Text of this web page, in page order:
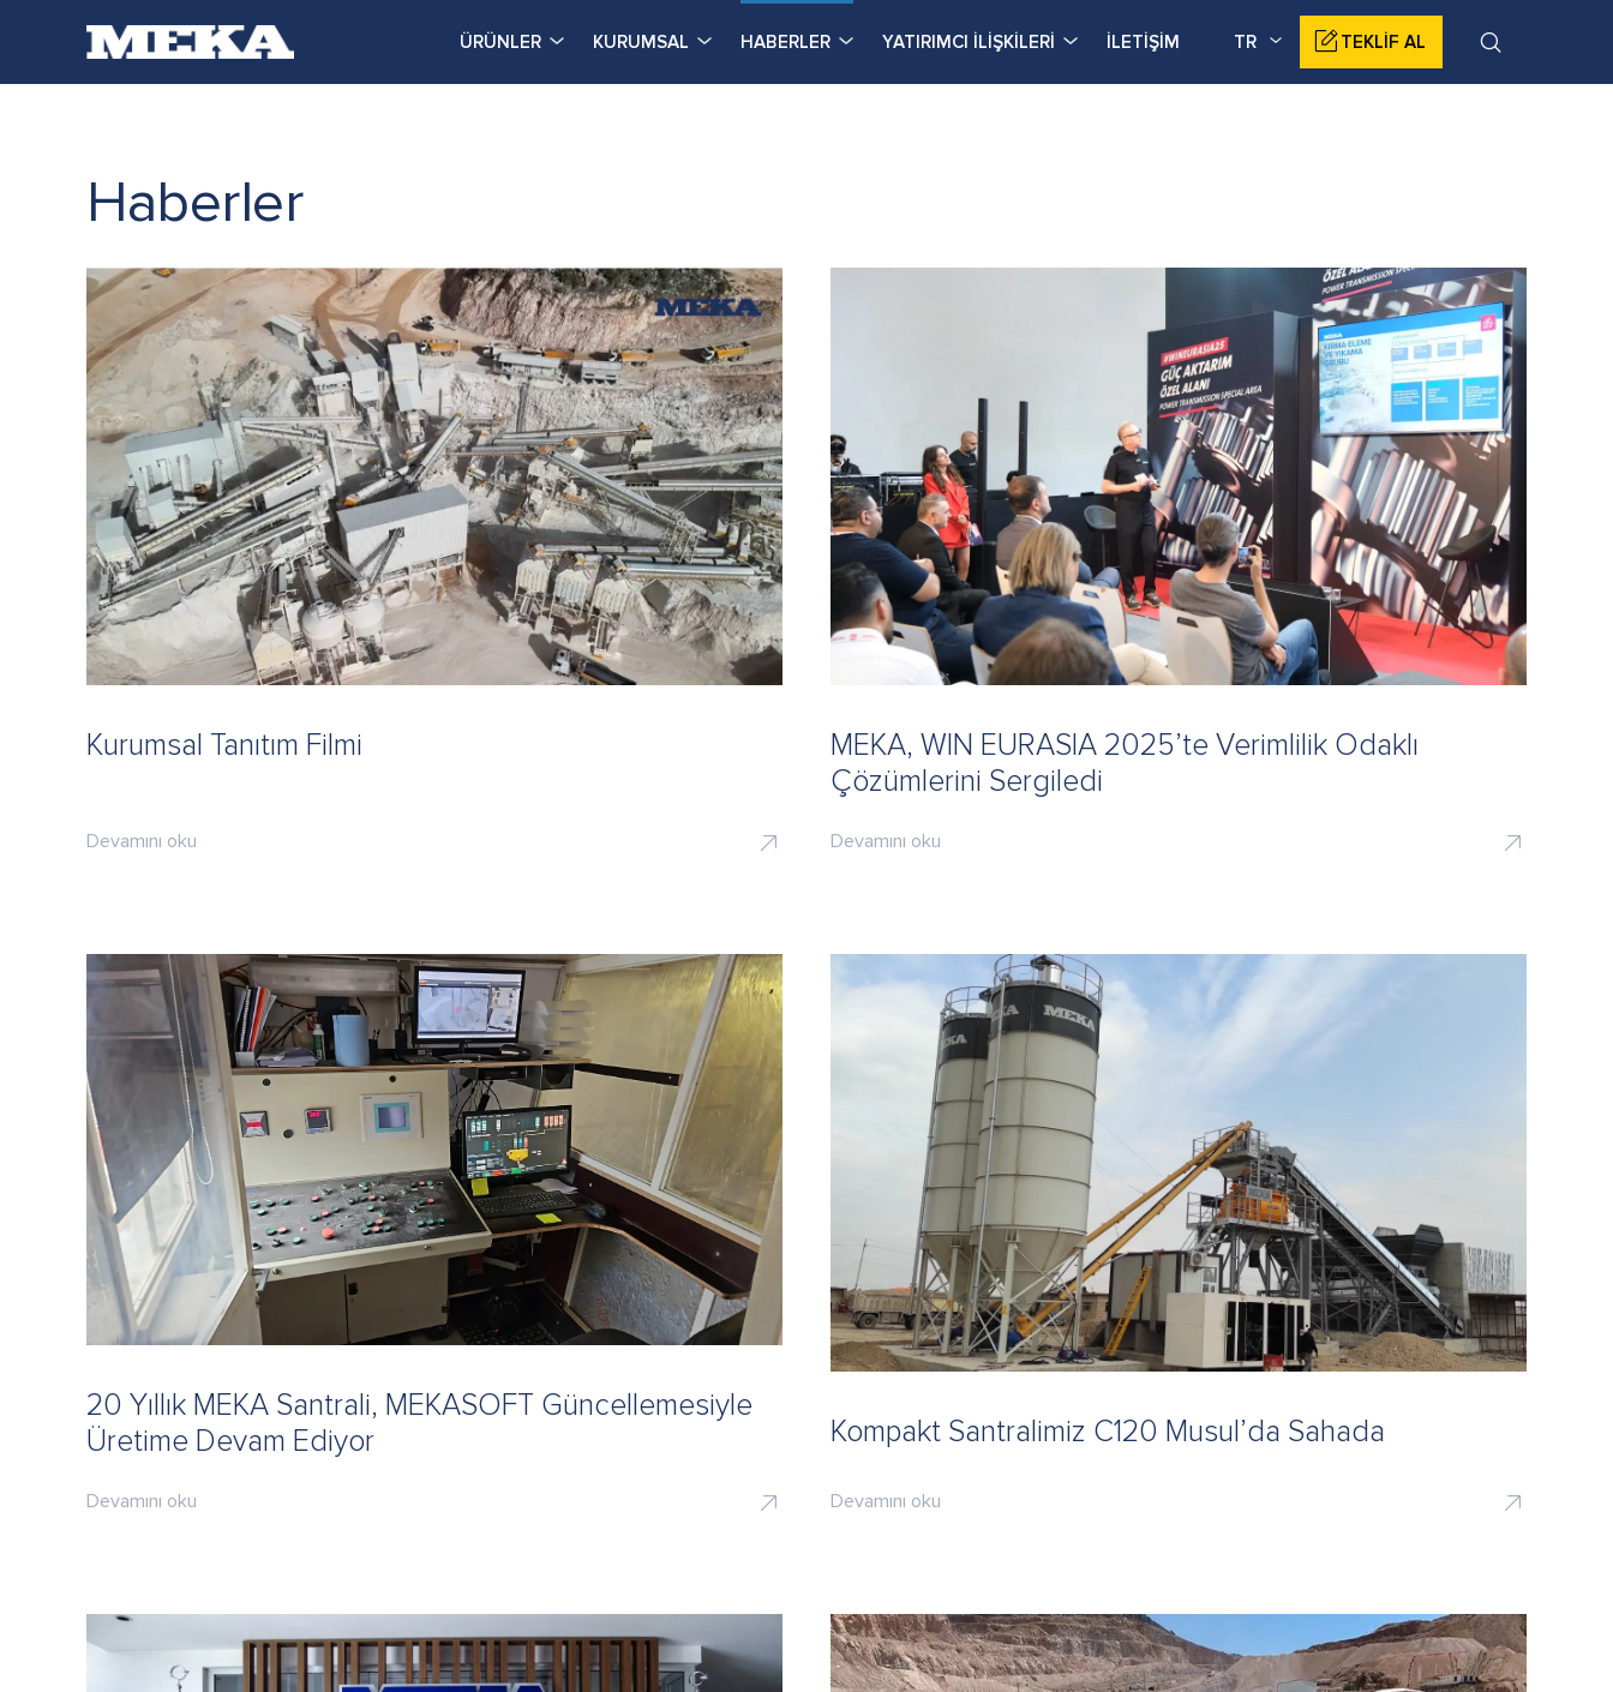
TEKLİF AL
TR
ÜRÜNLER KURUMSAL HABERLER YATIRIMCI İLİŞKİLERİ İLETİŞİM
Haberler
Kurumsal Tanıtım Filmi
Devamını oku
MEKA, WIN EURASIA 2025’te Verimlilik Odaklı
Çözümlerini Sergiledi
Devamını oku
20 Yıllık MEKA Santrali, MEKASOFT Güncellemesiyle
Üretime Devam Ediyor
Devamını oku
Kompakt Santralimiz C120 Musul’da Sahada
Devamını oku